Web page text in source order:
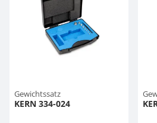
Gewichtssatz
KERN 334-024